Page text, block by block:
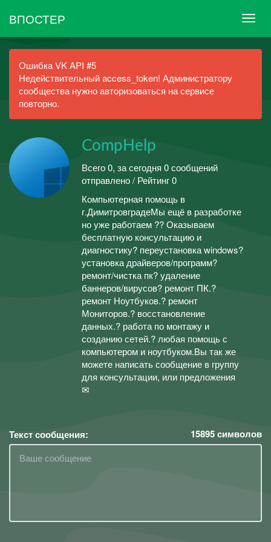
ВПОСТЕР
Ошибка VK API #5
Недействительный access_token! Администратору
сообщества нужно авторизоваться на сервисе
повторно.
CompHelp
Всего 0, за сегодня 0 сообщений
отправлено / Рейтинг 0
Компьютерная помощь в
г.ДимитровградеМы ещё в разработке
но уже работаем ?? Оказываем
бесплатную консультацию и
диагностику? переустановка windows?
установка драйверов/программ?
ремонт/чистка пк? удаление
баннеров/вирусов? ремонт ПК.?
ремонт Ноутбуков.? ремонт
Мониторов.? восстановление
данных.? работа по монтажу и
созданию сетей.? любая помощь с
компьютером и ноутбуком.Вы так же
можете написать сообщение в группу
для консультации, или предложения
✉
Текст сообщения: 15895символов